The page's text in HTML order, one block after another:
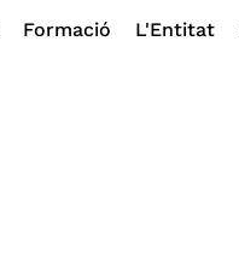
Formació L'Entitat